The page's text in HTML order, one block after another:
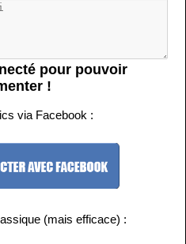
pour pouvoir
!
via Facebook :
(mais efficace) :